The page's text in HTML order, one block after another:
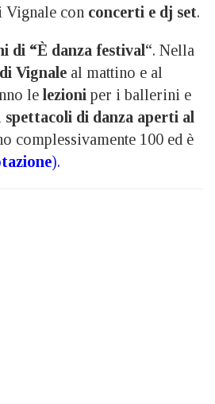
Vignale con concerti e dj set.
di “È danza festival “. Nella
Vignale al mattino e al
le lezioni per i ballerini e
spettacoli di danza aperti al
complessivamente 100 ed è
).